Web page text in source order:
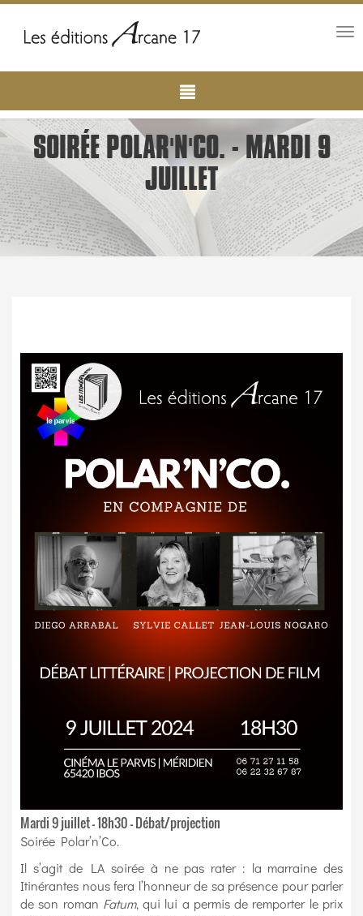
contenu
principal
navigation
SOIRÉE POLAR'N'CO. - MARDI 9
JUILLET
Mardi 9 juillet – 18h30 – Débat/projection
Soirée Polar’n’Co.
Il s’agit de LA soirée à ne pas rater : la marraine des
Itinérantes nous fera l’honneur de sa présence pour parler
de son roman Fatum, qui lui a permis de remporter le prix